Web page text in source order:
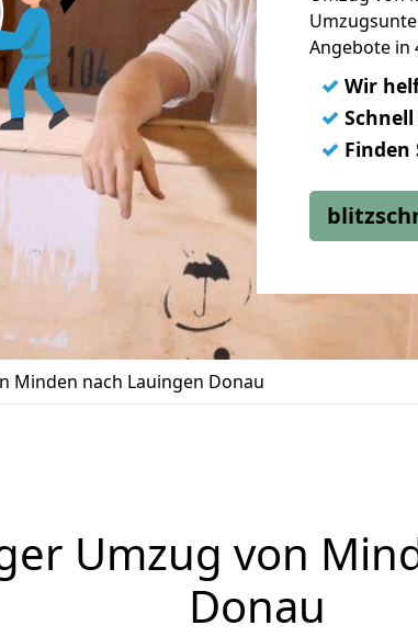
Angebote in
✓ Wir
✓
✓ Finden
Minden nach Lauingen Donau
Umzug von
Donau